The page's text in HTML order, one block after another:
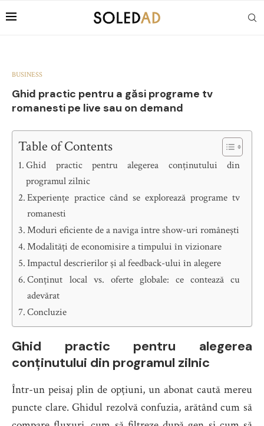
BUSINESS
Ghid practic pentru a găsi programe tv
romanesti pe live sau on demand
Table of Contents
Ghid practic pentru alegerea conținutului din
programul zilnic
Experiențe practice când se explorează programe tv
romanesti
Moduri eficiente de a naviga între show-uri românești
Modalități de economisire a timpului în vizionare
Impactul descrierilor și al feedback-ului în alegere
Conținut local vs. oferte globale: ce contează cu
adevărat
Concluzie
Ghid practic pentru alegerea
conținutului din programul zilnic
Într-un peisaj plin de opțiuni, un abonat caută mereu
puncte clare. Ghidul rezolvă confuzia, arătând cum să